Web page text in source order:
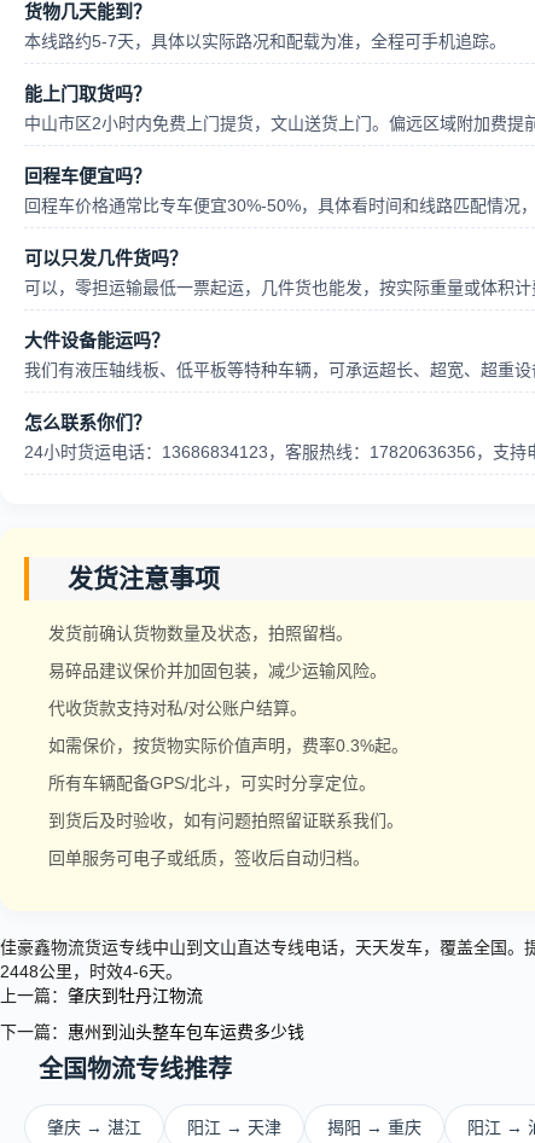
货物几天能到？
本线路约5-7天，具体以实际路况和配载为准，全程可手机追踪。
能上门取货吗？
中山市区2小时内免费上门提货，文山送货上门。偏远区域附加费提
回程车便宜吗？
回程车价格通常比专车便宜30%-50%，具体看时间和线路匹配情况
可以只发几件货吗？
可以，零担运输最低一票起运，几件货也能发，按实际重量或体积计
大件设备能运吗？
我们有液压轴线板、低平板等特种车辆，可承运超长、超宽、超重设
怎么联系你们？
24小时货运电话：13686834123，客服热线：17820636356，支持
发货注意事项
发货前确认货物数量及状态，拍照留档。
易碎品建议保价并加固包装，减少运输风险。
代收货款支持对私/对公账户结算。
如需保价，按货物实际价值声明，费率0.3%起。
所有车辆配备GPS/北斗，可实时分享定位。
到货后及时验收，如有问题拍照留证联系我们。
回单服务可电子或纸质，签收后自动归档。
佳豪鑫物流货运专线中山到文山直达专线电话，天天发车，覆盖全国
2448公里，时效4-6天。
上一篇： 肇庆到牡丹江物流
下一篇： 惠州到汕头整车包车运费多少钱
全国物流专线推荐
肇庆 → 湛江 阳江 → 天津 揭阳 → 重庆 阳江 →